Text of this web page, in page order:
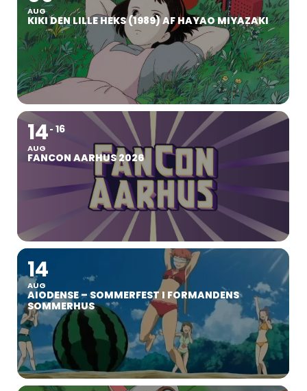
AUG
KIKI DEN LILLE HEKS (1989) AF HAYAO MIYAZAKI
14
AUG
16
FANCON AARHUS 2026
14
AUG
AIODENSE – SOMMERFEST I FORMANDENS
SOMMERHUS